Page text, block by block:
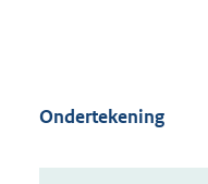
Ondertekening